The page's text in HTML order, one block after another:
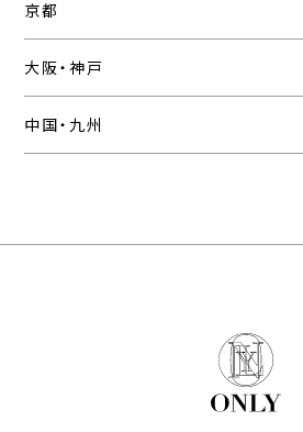
京都
大阪・神戸
中国・九州